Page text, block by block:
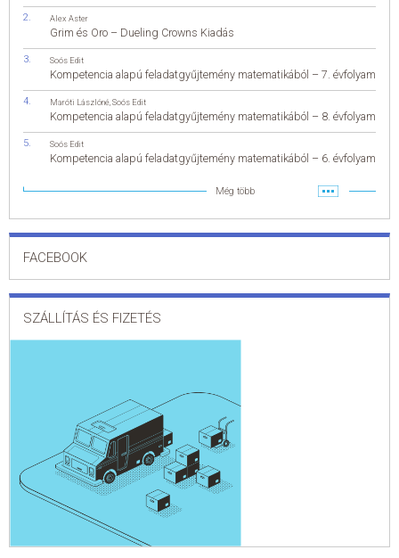
Alex Aster
Grim és Oro – Dueling Crowns Kiadás
Soós Edit
Kompetencia alapú feladatgyűjtemény matematikából – 7. évfolyam
Maróti Lászlóné Soós Edit
Kompetencia alapú feladatgyűjtemény matematikából – 8. évfolyam
Soós Edit
Kompetencia alapú feladatgyűjtemény matematikából – 6. évfolyam
Még több
FACEBOOK
SZÁLLÍTÁS ÉS FIZETÉS